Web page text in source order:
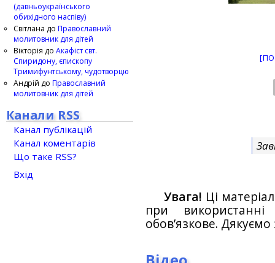
Увага! Ці
при
обов’язкове.
(давньоукраїнського
обихідного наспіву)
Світлана до Православний
молитовник для дітей
Вікторія до Акафіст свт.
Спиридону, єпископу
Тримифунтському, чудотворцю
Андрій до Православний
молитовник для дітей
Канали RSS
Канал публікацій
Канал коментарів
Що таке RSS?
Вхід